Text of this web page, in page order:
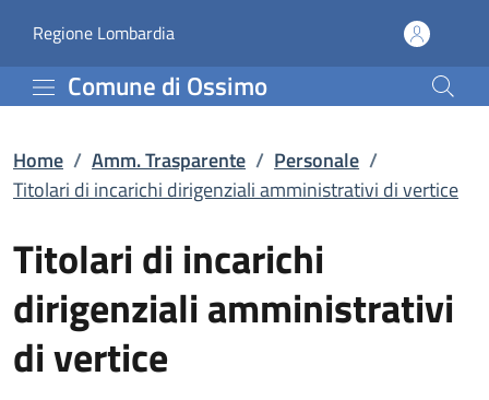
Titolari di incarichi
Regione Lombardia(apre in un'altra scheda).
Comune di Ossimo
Home / Amm. Trasparente / Personale /
Titolari di incarichi dirigenziali amministrativi di vertice
Titolari di incarichi
dirigenziali amministrativi
di vertice